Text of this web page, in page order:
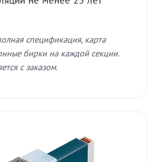
спецификация, карта
бирки на каждой секции.
с заказом.